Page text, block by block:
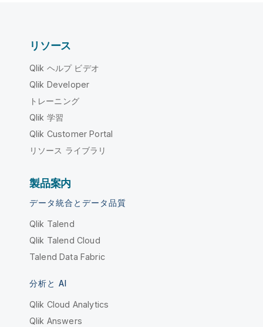
リソース
Qlik ヘルプ ビデオ
Qlik Developer
トレーニング
Qlik 学習
Qlik Customer Portal
リソース ライブラリ
製品案内
データ統合とデータ品質
Qlik Talend
Qlik Talend Cloud
Talend Data Fabric
分析と AI
Qlik Cloud Analytics
Qlik Answers